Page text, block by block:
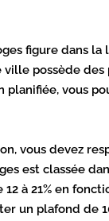
figure dans la
possède
vous
vous devez
est classée
à 21% en
un plafond de